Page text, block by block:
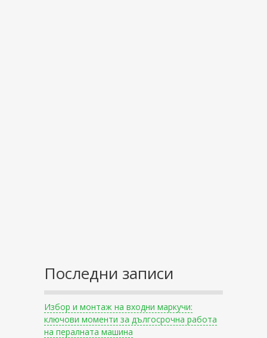
Последни записи
Избор и монтаж на входни маркучи:
ключови моменти за дългосрочна работа
на пералната машина